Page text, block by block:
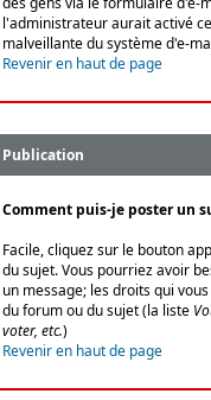
l'administrateur aurait activé
malveillante du système d'e-
Revenir en haut de page
Publication
Comment puis-je poster un
Facile, cliquez sur le bouton
du sujet. Vous pourriez avoir
un message; les droits qui
du forum ou du sujet (la liste
voter, etc.)
Revenir en haut de page